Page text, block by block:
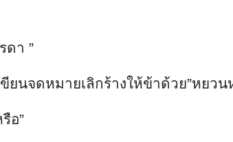
ดา ”
ยนจดหมายเลิกร้างให้ข้าด้วย”หยวน